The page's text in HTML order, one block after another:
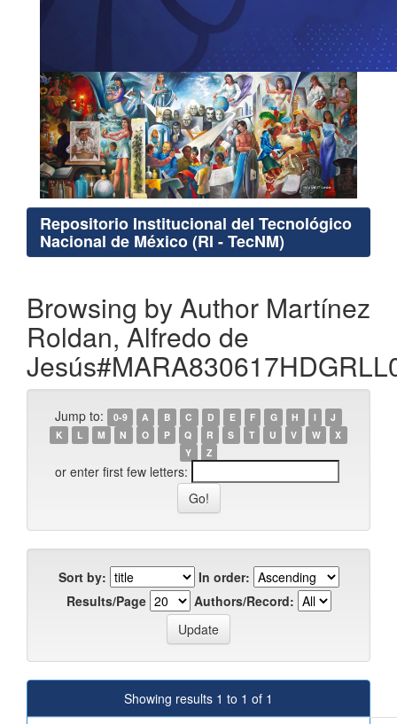
Repositorio Institucional del Tecnológico
Nacional de México (RI - TecNM)
Browsing by Author Martínez
Roldan, Alfredo de
Jump to: 0-9 A B C D E F G H I
J
K
L M N O P Q R S T U V W
X
Y
Z
or enter first few letters:
Sort by:
In order:
Results/Page
Authors/Record:
Showing results 1 to 1 of 1